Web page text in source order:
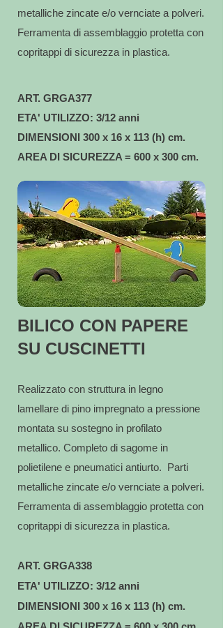
metalliche zincate e/o vernciate a polveri.
Ferramenta di assemblaggio protetta con
copritappi di sicurezza in plastica.
ART. GRGA377
ETA' UTILIZZO: 3/12 anni
DIMENSIONI 300 x 16 x 113 (h) cm.
AREA DI SICUREZZA = 600 x 300 cm.
BILICO CON PAPERE
SU CUSCINETTI
Realizzato con struttura in legno
lamellare di pino impregnato a pressione
montata su sostegno in profilato
metallico. Completo di sagome in
polietilene e pneumatici antiurto. Parti
metalliche zincate e/o vernciate a polveri.
Ferramenta di assemblaggio protetta con
copritappi di sicurezza in plastica.
ART. GRGA338
ETA' UTILIZZO: 3/12 anni
DIMENSIONI 300 x 16 x 113 (h) cm.